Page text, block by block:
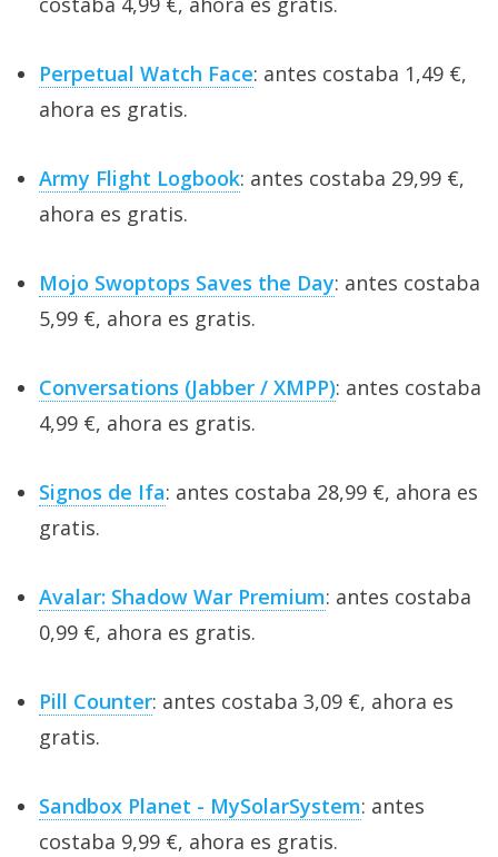
Perpetual Watch Face: antes costaba 1,49 €,
ahora es gratis.
Army Flight Logbook: antes costaba 29,99 €,
ahora es gratis.
Mojo Swoptops Saves the Day: antes costaba
5,99 €, ahora es gratis.
Conversations (Jabber / XMPP): antes costaba
4,99 €, ahora es gratis.
Signos de Ifa: antes costaba 28,99 €, ahora es
gratis.
Avalar: Shadow War Premium: antes costaba
0,99 €, ahora es gratis.
Pill Counter: antes costaba 3,09 €, ahora es
gratis.
Sandbox Planet - MySolarSystem: antes
costaba 9,99 €, ahora es gratis.